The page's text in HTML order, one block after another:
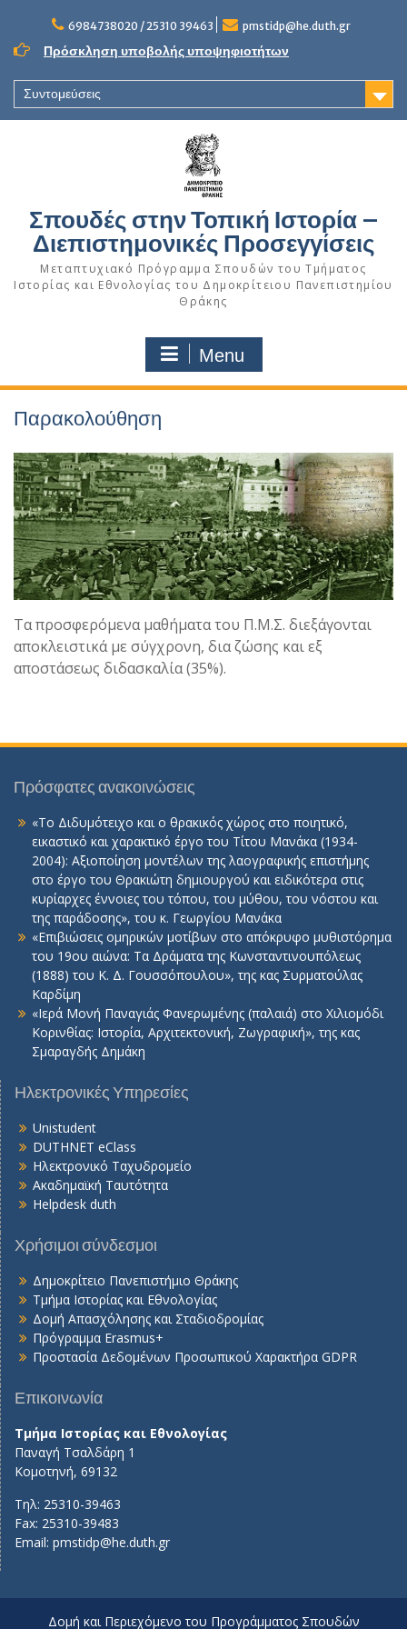
content
6984738020 / 25310 39463 pmstidp@he.duth.gr
Πρόσκληση υποβολής υποψηφιοτήτων
Συντομεύσεις
Σπουδές στην Τοπική Ιστορία –
Διεπιστημονικές Προσεγγίσεις
Μεταπτυχιακό Πρόγραμμα Σπουδών του Τμήματος
Ιστορίας και Εθνολογίας του Δημοκρίτειου Πανεπιστημίου
Θράκης
Menu
Παρακολούθηση
Τα προσφερόμενα μαθήματα του Π.Μ.Σ. διεξάγονται
αποκλειστικά με σύγχρονη, δια ζώσης και εξ
αποστάσεως διδασκαλία (35%).
Πρόσφατες ανακοινώσεις
«Το Διδυμότειχο και ο θρακικός χώρος στο ποιητικό,
εικαστικό και χαρακτικό έργο του Τίτου Μανάκα (1934-
2004): Αξιοποίηση μοντέλων της λαογραφικής επιστήμης
στο έργο του Θρακιώτη δημιουργού και ειδικότερα στις
κυρίαρχες έννοιες του τόπου, του μύθου, του νόστου και
της παράδοσης», του κ. Γεωργίου Μανάκα
«Επιβιώσεις ομηρικών μοτίβων στο απόκρυφο μυθιστόρημα
του 19ου αιώνα: Τα Δράματα της Κωνσταντινουπόλεως
(1888) του Κ. Δ. Γουσσόπουλου», της κας Συρματούλας
Καρδίμη
«Ιερά Μονή Παναγιάς Φανερωμένης (παλαιά) στο Χιλιομόδι
Κορινθίας: Ιστορία, Αρχιτεκτονική, Ζωγραφική», της κας
Σμαραγδής Δημάκη
Ηλεκτρονικές Υπηρεσίες
Unistudent
DUTHNET eClass
Ηλεκτρονικό Ταχυδρομείο
Ακαδημαϊκή Ταυτότητα
Helpdesk duth
Χρήσιμοι σύνδεσμοι
Δημοκρίτειο Πανεπιστήμιο Θράκης
Τμήμα Ιστορίας και Εθνολογίας
Δομή Απασχόλησης και Σταδιοδρομίας
Πρόγραμμα Erasmus+
Προστασία Δεδομένων Προσωπικού Χαρακτήρα GDPR
Επικοινωνία
Τμήμα Ιστορίας και Εθνολογίας
Παναγή Τσαλδάρη 1
Κομοτηνή, 69132
Τηλ: 25310-39463
Fax: 25310-39483
Email: pmstidp@he.duth.gr
Δομή και Περιεχόμενο του Προγράμματος Σπουδών